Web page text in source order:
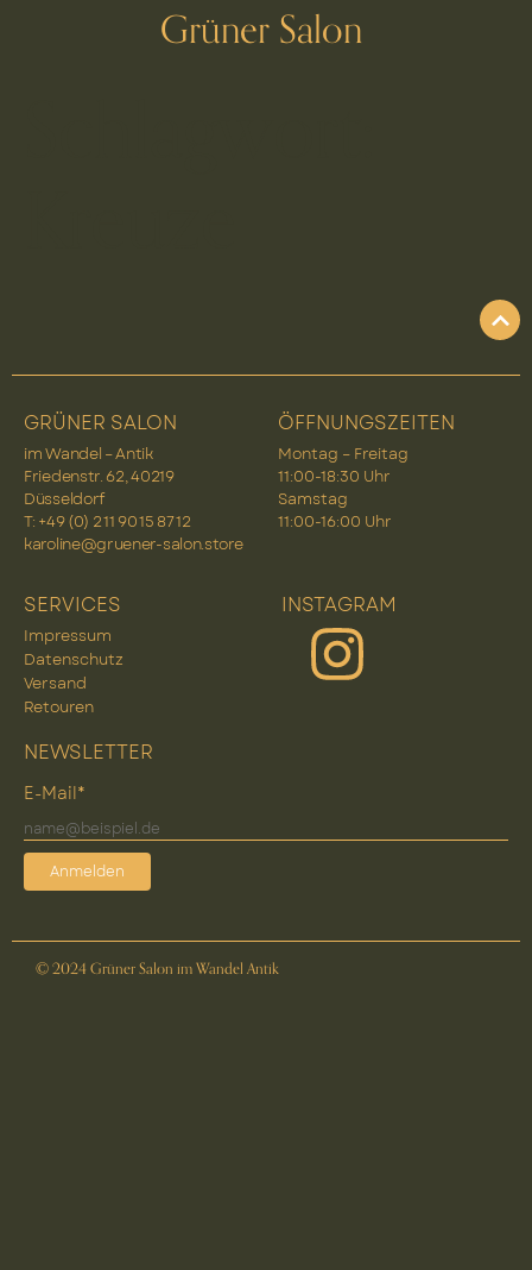
Grüner Salon
GRÜNER SALON
im Wandel – Antik
Friedenstr. 62, 40219
Düsseldorf
T: +49 (0) 2 11 90 15 87 12
karoline@gruener-salon.store
ÖFFNUNGSZEITEN
Montag – Freitag
11:00-18:30 Uhr
Samstag
11:00-16:00 Uhr
SERVICES
Impressum
Datenschutz
Versand
Retouren
INSTAGRAM
NEWSLETTER
E-Mail*
Anmelden
© 2024 Grüner Salon im Wandel Antik